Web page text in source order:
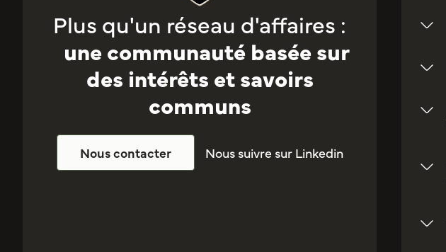
Plus qu'un réseau d'affaires :
une communauté basée sur
des intérêts et savoirs
communs
Nous contacter Nous suivre sur Linkedin